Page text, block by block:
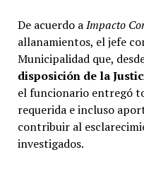
De acuerdo aImpacto
allanamientos, el jefe
Municipalidad que,
disposición de la
el funcionario entregó
requerida e incluso
contribuir al
investigados.